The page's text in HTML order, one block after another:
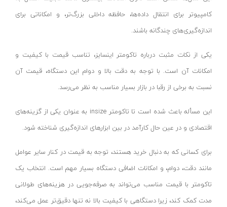
تاکومتر ( دورسنج )
تست کشش تسمه
دماسنج و رطوبت سنج
سیرکومتر ( قطرسنج )
صفحه صافی
ارتفاع سنج
زاویه سنج
فیلر
افشان طلوع
پرسام نور-parsam noor
آلتونا- ALTUNA
لایت- LIGHT
رسانا اراک-RESANA ARAK
تیک - TIK
بیگ رد- BIG RED
بتا-BETA
الکترو جوش-Electro welding
ایزی پاور- EASY POWER
کامپیوتر برای انتقال داده‌ها، حافظه داخلی بزرگ‌تر، و امکاناتی برای
اندازه‌گیری‌های چندگانه باشند.
یکی از نکات مثبت درباره تاکومتر اینسایز، تناسب قیمت با کیفیت و
امکانات آن است. با توجه به دقت بالا و دوام این دستگاه، قیمت آن
نسبت به برخی از رقبا در بازار بسیار مناسب به نظر می‌رسد.
این مسأله باعث شده است تا تاکومتر insize به عنوان یکی از گزینه‌های
اقتصادی و در عین حال کارآمد در بین ابزارهای اندازه‌گیری شناخته شود.
برای کسانی که به دنبال خرید هستند، توجه به قیمت در کنار سایر عوامل
مانند دقت، دوام، و امکانات اضافی دستگاه بسیار مهم است. انتخاب یک
تاکومتر با قیمت مناسب می‌تواند به صرفه‌جویی در هزینه‌های طولانی
مدت کمک کند، زیرا دستگاهی با کیفیت بالا نه تنها دقیق‌تر عمل می‌کند،